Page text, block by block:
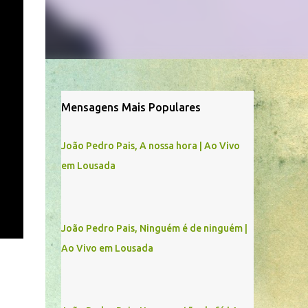
Mensagens Mais Populares
João Pedro Pais, A nossa hora | Ao Vivo
em Lousada
João Pedro Pais, Ninguém é de ninguém |
Ao Vivo em Lousada